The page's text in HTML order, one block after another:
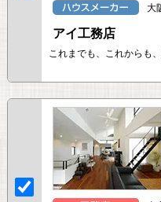
大
アイ工務店
これまでも、これからも